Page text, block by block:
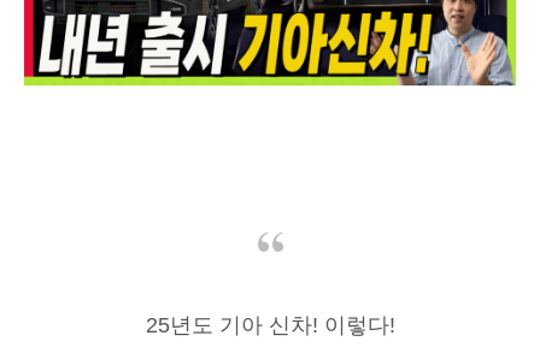
25년도 기아 신차! 이렇다!